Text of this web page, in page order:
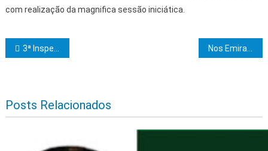
com realização da magnifica sessão iniciática.
Navegação de Post
3ª Inspetoria Litúrgica da Bahia no Clima de Ilhéus realizará sessão no grau 19
Posts Relacionados